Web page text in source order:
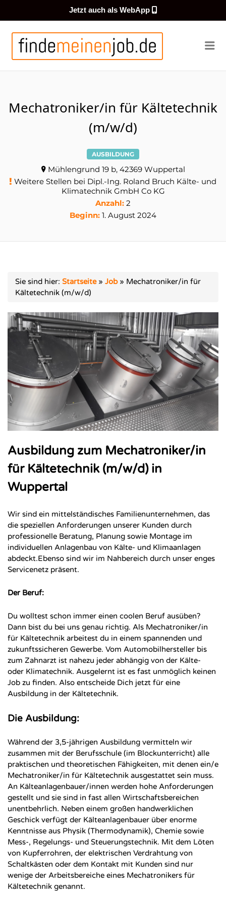
Jetzt auch als WebApp
Mechatroniker/in für Kältetechnik
(m/w/d)
AUSBILDUNG
Mühlengrund 19 b, 42369 Wuppertal
Weitere Stellen bei Dipl.-Ing. Roland Bruch Kälte- und
Klimatechnik GmbH Co KG
Anzahl: 2
Beginn: 1. August 2024
Sie sind hier: Startseite» Job» Mechatroniker/in für
Kältetechnik (m/w/d)
Ausbildung zum Mechatroniker/in
für Kältetechnik (m/w/d) in
Wuppertal
Wir sind ein mittelständisches Familienunternehmen, das
die speziellen Anforderungen unserer Kunden durch
professionelle Beratung, Planung sowie Montage im
individuellen Anlagenbau von Kälte- und Klimaanlagen
abdeckt.Ebenso sind wir im Nahbereich durch unser enges
Servicenetz präsent.
Der Beruf:
Du wolltest schon immer einen coolen Beruf ausüben?
Dann bist du bei uns genau richtig. Als Mechatroniker/in
für Kältetechnik arbeitest du in einem spannenden und
zukunftssicheren Gewerbe. Vom Automobilhersteller bis
zum Zahnarzt ist nahezu jeder abhängig von der Kälte-
oder Klimatechnik. Ausgelernt ist es fast unmöglich keinen
Job zu finden. Also entscheide Dich jetzt für eine
Ausbildung in der Kältetechnik.
Die Ausbildung:
Während der 3,5-jährigen Ausbildung vermitteln wir
zusammen mit der Berufsschule (im Blockunterricht) alle
praktischen und theoretischen Fähigkeiten, mit denen ein/e
Mechatroniker/in für Kältetechnik ausgestattet sein muss.
An Kälteanlagenbauer/innen werden hohe Anforderungen
gestellt und sie sind in fast allen Wirtschaftsbereichen
unentbehrlich. Neben einem großen handwerklichen
Geschick verfügt der Kälteanlagenbauer über enorme
Kenntnisse aus Physik (Thermodynamik), Chemie sowie
Mess-, Regelungs- und Steuerungstechnik. Mit dem Löten
von Kupferrohren, der elektrischen Verdrahtung von
Schaltkästen oder dem Kontakt mit Kunden sind nur
wenige der Arbeitsbereiche eines Mechatronikers für
Kältetechnik genannt.